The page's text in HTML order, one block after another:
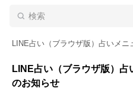
LINE占い（ブラウザ版）占いメ
LINE占い（ブラウザ版）占
のお知らせ